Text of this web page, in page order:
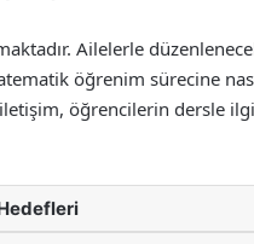
Ailelerle
öğrenim sürecine
öğrencilerin dersle